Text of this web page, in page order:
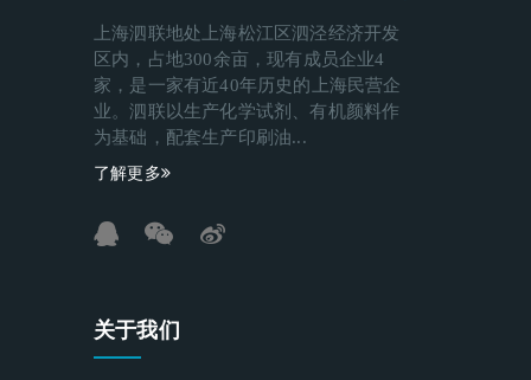
上海泗联地处上海松江区泗泾经济开发
区内，占地300余亩，现有成员企业4
家，是一家有近40年历史的上海民营企
业。泗联以生产化学试剂、有机颜料作
为基础，配套生产印刷油...
了解更多
关于我们